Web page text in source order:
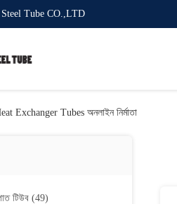
Steel Tube CO.,LTD
Exchanger Tubes অনলাইন নির্মাতা
টিউব (49)